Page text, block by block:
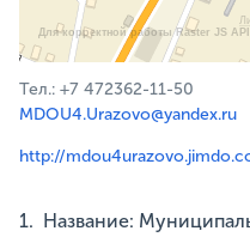
Для корректной работы Raster JS
Тел.: +7 472362-11-50
MDOU4.Urazovo@yandex.ru
http://
1. Название: